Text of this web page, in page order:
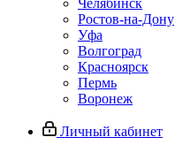
Челябинск
Ростов-на-Дону
Уфа
Волгоград
Красноярск
Пермь
Воронеж
Личный кабинет